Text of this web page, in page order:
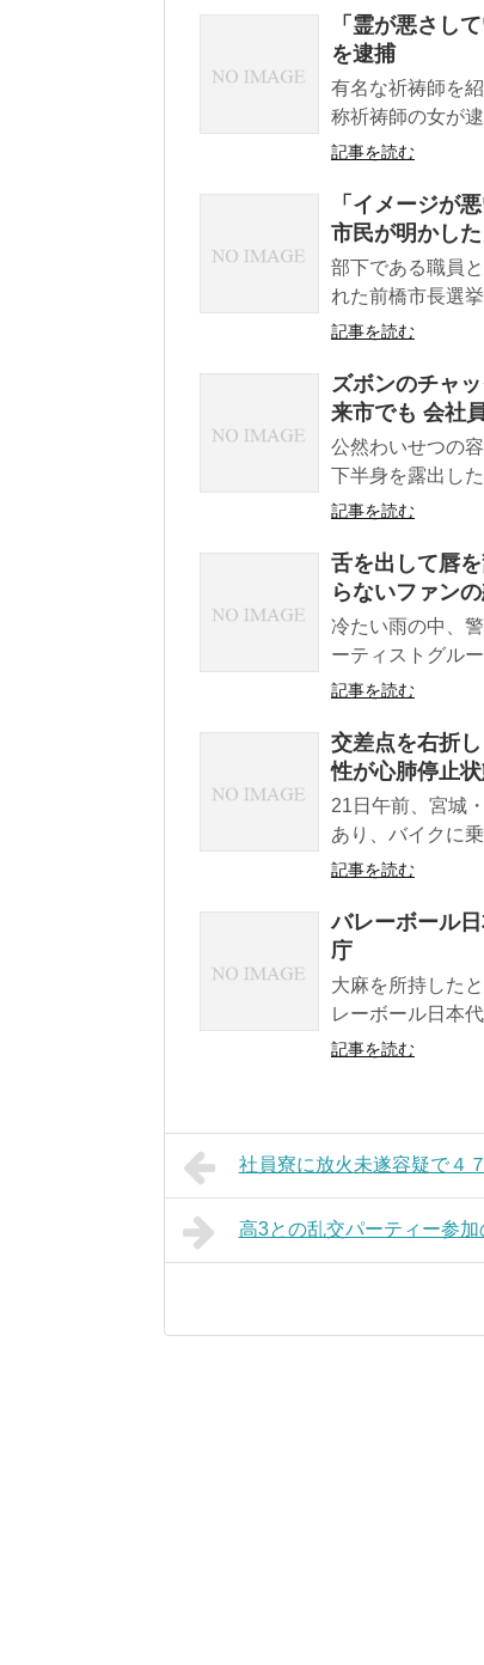
「霊が悪さし
を逮捕
有名な祈祷師を
称祈祷師の女が
記事を読む
「イメージが
市民が明かした
部下である職員
れた前橋市長選
記事を読む
ズボンのチャ
来市でも 会社
公然わいせつの
下半身を露出し
記事を読む
舌を出して唇
らないファン
冷たい雨の中、
ーティストグル
記事を読む
交差点を右折
性が心肺停止状
21日午前、宮城
あり、バイクに
記事を読む
バレーボール
庁
大麻を所持した
レーボール日本
記事を読む
社員寮に放火未遂容疑で４
高3との乱交パーティー参